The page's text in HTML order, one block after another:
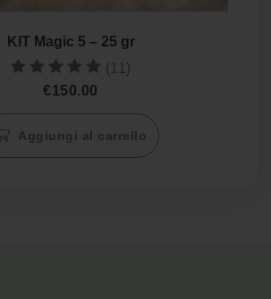
KIT Magic 5 – 25 gr
Valutato
su 5
(11)
€150.00
Aggiungi al carrello